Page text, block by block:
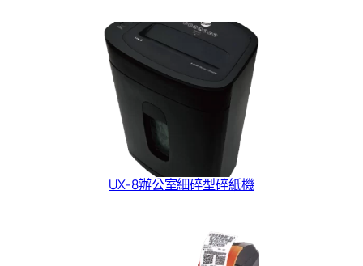
UX-8辦公室細碎型碎紙機